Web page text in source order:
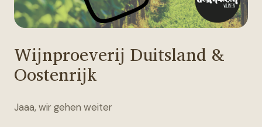
Wijnproeverij Duitsland &
Oostenrijk
Jaaa, wir gehen weiter